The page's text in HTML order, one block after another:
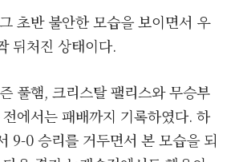
초반 불안한 모습을 보이면서 우
뒤처진 상태이다.
풀햄, 크리스탈 팰리스와 무승부
에서는 패배까지 기록하였다. 하
9-0 승리를 거두면서 본 모습을 되